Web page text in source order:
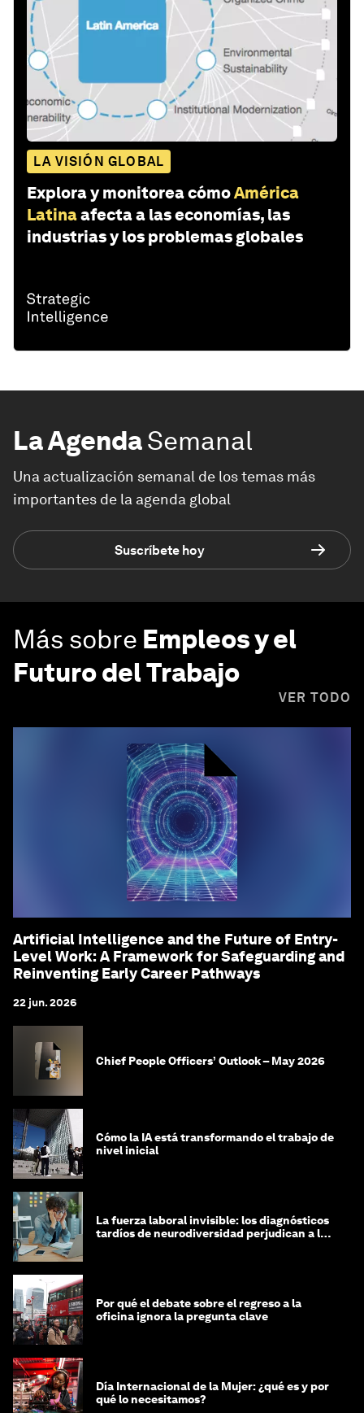
LA VISIÓN GLOBAL
Explora y monitorea cómoAmérica
Latinaafecta a las economías, las
industrias y los problemas globales
La AgendaSemanal
Una actualización semanal de los temas más
importantes de la agenda global
Suscríbete hoy
Más sobre Empleos y el
Futuro del Trabajo
VER TODO
Artificial Intelligence and the Future of Entry-
Level Work: A Framework for Safeguarding and
Reinventing Early Career Pathways
22 jun. 2026
Chief People Officers’ Outlook – May 2026
Cómo la IA está transformando el trabajo de
nivel inicial
La fuerza laboral invisible: los diagnósticos
tardíos de neurodiversidad perjudican a las
Por qué el debate sobre el regreso a la
oficina ignora la pregunta clave
Día Internacional de la Mujer: ¿qué es y por
qué lo necesitamos?